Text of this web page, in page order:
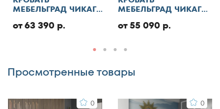
130x186
130x190
140x185
140x190
Добавить отзыв
МЕБЕЛЬГРАД ЧИКАГО
от 63 390 р.
МЕБЕЛЬГРАД ЧИКАГО
от 55 090 р.
Просмотренные товары
0 0